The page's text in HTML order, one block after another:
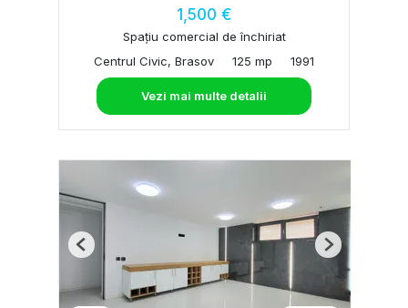
1,500 €
Spațiu comercial de închiriat
Centrul Civic, Brasov
125 mp 1991
Vezi mai multe detalii
Previous Next